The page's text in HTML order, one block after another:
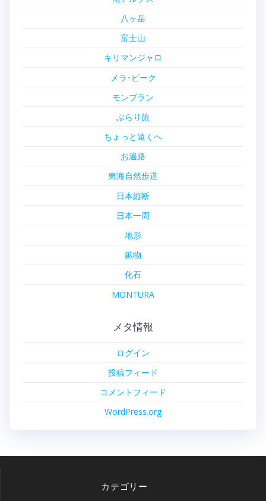
八ヶ岳
富士山
キリマンジャロ
メラ･ピーク
モンブラン
ぶらり旅
ちょっと遠くへ
お遍路
東海自然歩道
日本縦断
日本一周
地形
鉱物
化石
MONTURA
メタ情報
ログイン
投稿フィード
コメントフィード
WordPress.org
カテゴリー